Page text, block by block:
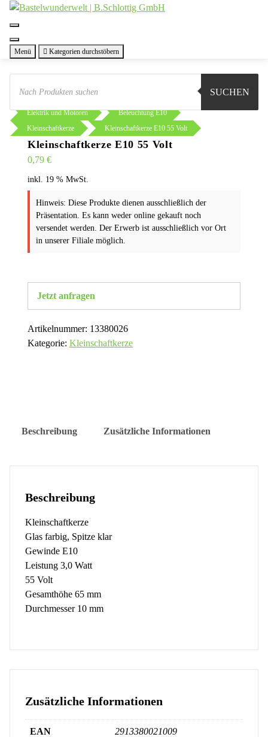
Zum
Menü Kategorien durchstöbern
Products
search
SUCHEN
Sie sind hier: Shop
Elektrik und Motoren
Beleuchtung E10
Kleinschaftkerze
Kleinschaftkerze E10 55 Volt
Kleinschaftkerze E10 55 Volt
0,79 €
inkl. 19 % MwSt.
Hinweis: Diese Produkte dienen ausschließlich der
Präsentation. Es kann weder online gekauft noch
versendet werden. Der Erwerb ist ausschließlich vor Ort
in unserer Filiale möglich.
Jetzt anfragen
Artikelnummer: 13380026
Kategorie: Kleinschaftkerze
Beschreibung Zusätzliche Informationen
Beschreibung
Kleinschaftkerze
Glas farbig, Spitze klar
Gewinde E10
Leistung 3,0 Watt
55 Volt
Gesamthöhe 65 mm
Durchmesser 10 mm
Zusätzliche Informationen
EAN 2913380021009